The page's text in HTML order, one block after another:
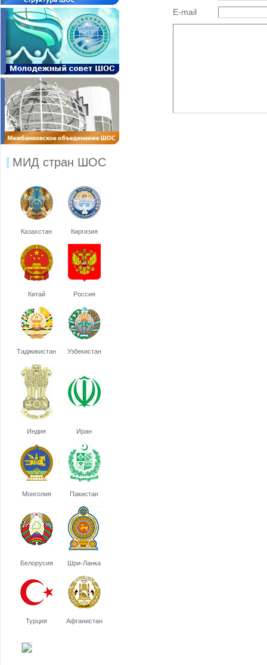
МИД стран ШОС
Казахстан Киргизия
Китай Россия
Таджикистан Узбекистан
Индия Иран
Монголия Пакистан
Белорусия Шри-Ланка
Турция Афганистан
E-mail